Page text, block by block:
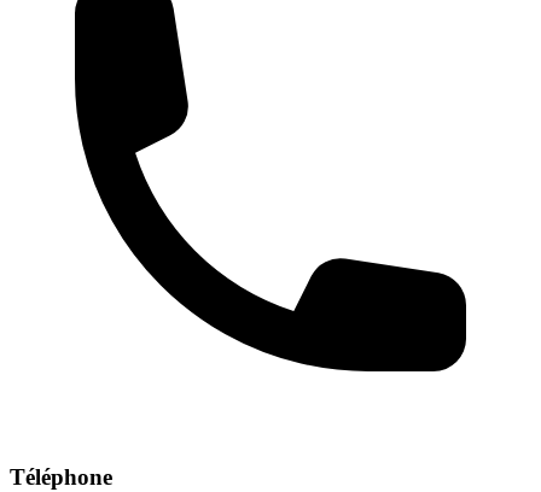
Téléphone